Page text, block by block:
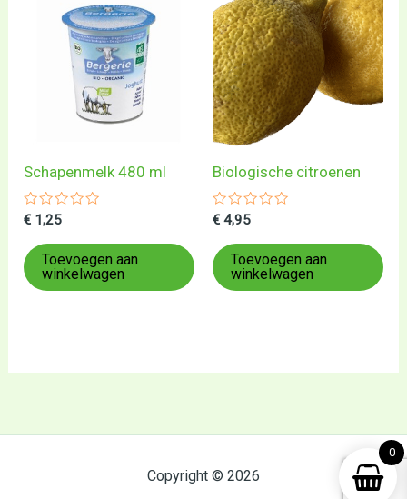
Schapenmelk 480 ml
Gewaardeerd
uit
5
€ 1,25
Toevoegen aan
winkelwagen
Biologische citroenen
Gewaardeerd
uit
5
€ 4,95
Toevoegen aan
winkelwagen
Copyright © 2026
0